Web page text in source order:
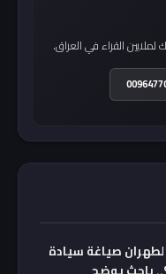
القراء في العراق.
صياغة سيادة